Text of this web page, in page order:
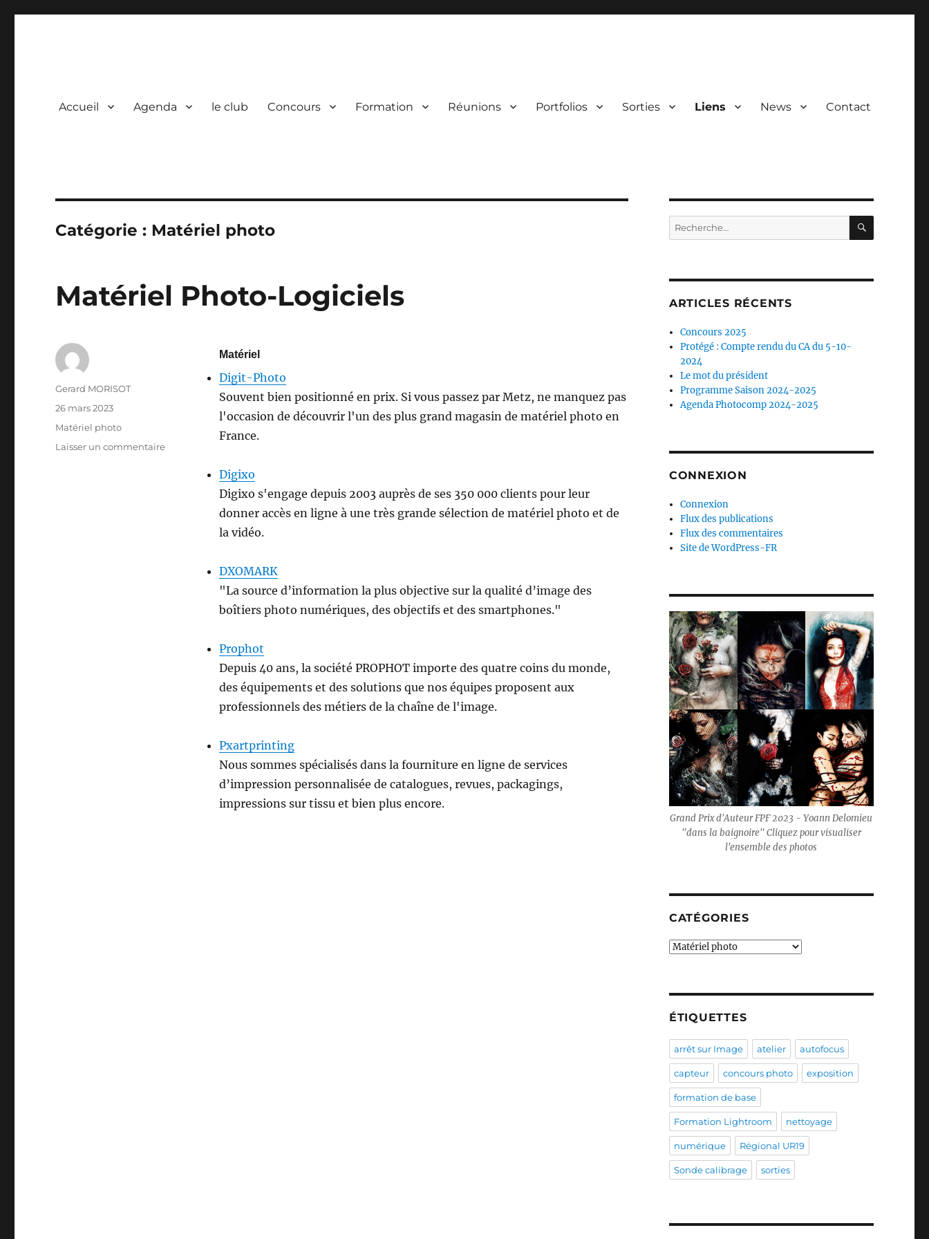
Accueil Agenda le club Concours Formation Réunions Portfolios Sorties Liens News Contact
Catégorie : Matériel photo
Matériel Photo-Logiciels
Matériel
Digit-Photo
Souvent bien positionné en prix. Si vous passez par Metz, ne manquez pas
l'occasion de découvrir l'un des plus grand magasin de matériel photo en
France.
Digixo
Digixo s'engage depuis 2003 auprès de ses 350 000 clients pour leur
donner accès en ligne à une très grande sélection de matériel photo et de
la vidéo.
DXOMARK
"La source d’information la plus objective sur la qualité d’image des
boîtiers photo numériques, des objectifs et des smartphones."
Prophot
Depuis 40 ans, la société PROPHOT importe des quatre coins du monde,
des équipements et des solutions que nos équipes proposent aux
professionnels des métiers de la chaîne de l'image.
Pxartprinting
Nous sommes spécialisés dans la fourniture en ligne de services
d’impression personnalisée de catalogues, revues, packagings,
impressions sur tissu et bien plus encore.
Auteur
Gerard MORISOT
Publié
26 mars 2023
Catégories
Matériel photo
Laisser un commentairesur
Recherche
pour :
ARTICLES RÉCENTS
Concours 2025
Protégé : Compte rendu du CA du 5-10-
2024
Le mot du président
Programme Saison 2024-2025
Agenda Photocomp 2024-2025
CONNEXION
Connexion
Flux des publications
Flux des commentaires
Site de WordPress-FR
Grand Prix d'Auteur FPF 2023 - Yoann Delomieu
"dans la baignoire" Cliquez pour visualiser
l'ensemble des photos
CATÉGORIES
Catégories
ÉTIQUETTES
arrêt sur Image atelier autofocus
capteur concours photo exposition
formation de base
Formation Lightroom nettoyage
numérique Régional UR19
Sonde calibrage sorties